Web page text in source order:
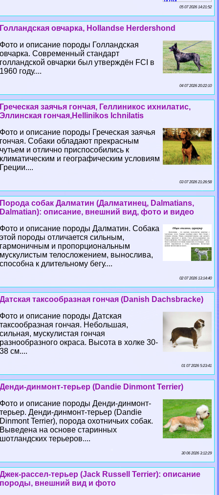
05 07 2026 14:21:52
Голландская овчарка, Hollandse Herdershond
Фото и описание породы Голландская
овчарка. Современный стандарт
голландской овчарки был утверждён FCI в
1960 году....
04 07 2026 20:22:10
Греческая заячья гончая, Геллиникос ихнилатис,
Эллинская гончая,Hellinikos Ichnilatis
Фото и описание породы Греческая заячья
гончая. Собаки обладают прекрасным
чутьем и отлично приспособились к
климатическим и географическим условиям
Греции....
03 07 2026 21:26:58
Порода собак Далматин (Далматинец, Dalmatians,
Dalmatian): описание, внешний вид, фото и видео
Фото и описание породы Далматин. Собака
этой породы отличается сильным,
гармоничным и пропорциональным
мускулистым телосложением, вынослива,
способна к длительному бегу....
02 07 2026 13:14:40
Датская таксообразная гончая (Danish Dachsbracke)
Фото и описание породы Датская
таксообразная гончая. Небольшая,
сильная, мускулистая гончая
разнообразного окраса. Высота в холке 30-
38 см....
01 07 2026 5:23:41
Денди-динмонт-терьер (Dandie Dinmont Terrier)
Фото и описание породы Денди-динмонт-
терьер. Денди-динмонт-терьер (Dandie
Dinmont Terrier), порода охотничьих собак.
Выведена на основе старинных
шотландских терьеров....
30 06 2026 3:12:29
Джек-рассел-терьер (Jack Russell Terrier): описание
породы, внешний вид и фото